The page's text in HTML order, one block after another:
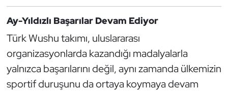
Ay-Yıldızlı Başarılar Devam Ediyor
Türk Wushu takımı, uluslararası
organizasyonlarda kazandığı madalyalarla
yalnızca başarılarını değil, aynı zamanda ülkemizin
sportif duruşunu da ortaya koymaya devam
Yüzme